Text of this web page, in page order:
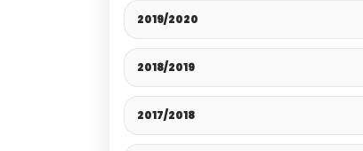
2019/2020
2018/2019
2017/2018